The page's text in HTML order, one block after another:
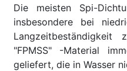
Die meisten Spi-
insbesondere bei
"FPMSS" -Material
geliefert, die in Wasser